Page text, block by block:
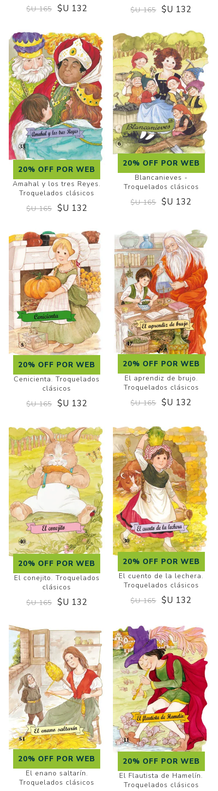
$U 165 $U 132
$U 165 $U 132
20% OFF POR WEB
Amahal y los tres Reyes.
Troquelados clásicos
$U 165 $U 132
20% OFF POR WEB
Blancanieves -
Troquelados clásicos
$U 165 $U 132
20% OFF POR WEB
Cenicienta. Troquelados
clásicos
$U 165 $U 132
20% OFF POR WEB
El aprendiz de brujo.
Troquelados clásicos
$U 165 $U 132
20% OFF POR WEB
El conejito. Troquelados
clásicos
$U 165 $U 132
20% OFF POR WEB
El cuento de la lechera.
Troquelados clásicos
$U 165 $U 132
20% OFF POR WEB
El enano saltarín.
Troquelados clásicos
20% OFF POR WEB
El Flautista de Hamelín.
Troquelados clásicos